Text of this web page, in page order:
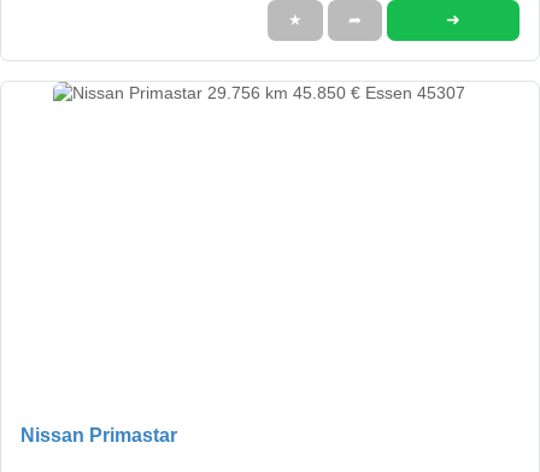
★ ➦ ➜
Nissan Primastar